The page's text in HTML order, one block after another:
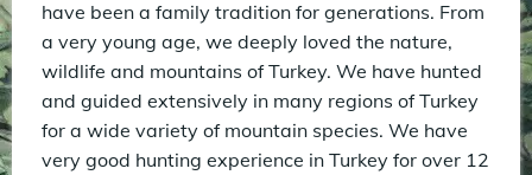
have been a family tradition for generations. From
a very young age, we deeply loved the nature,
wildlife and mountains of Turkey. We have hunted
and guided extensively in many regions of Turkey
for a wide variety of mountain species. We have
very good hunting experience in Turkey for over 12